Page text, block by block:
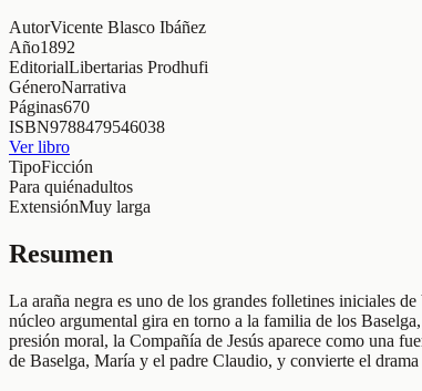
AutorVicente Blasco Ibáñez
Año1892
EditorialLibertarias Prodhufi
GéneroNarrativa
Páginas670
ISBN9788479546038
Ver libro
TipoFicción
Para quiénadultos
ExtensiónMuy larga
Resumen
La araña negra es uno de los grandes folletines iniciales
núcleo argumental gira en torno a la familia de los
presión moral, la Compañía de Jesús aparece como una
de Baselga, María y el padre Claudio, y convierte el